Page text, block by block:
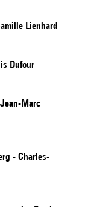
Lienhard
Dufour
Marc
- Charles-